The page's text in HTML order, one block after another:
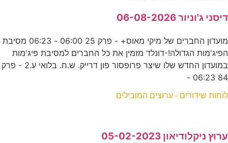
דיסני ג'וניור 06-08-2026
מועדון החברים של מיקי מאוס+ - פרק 25 06:00 - 06:23 מסיבת
הפיג'מות הגדולה!-דונלד מזמין את כל החברים למסיבת פיג'מות
במועדון החדש שלו שיצר פרופסור פון דרייק. ש.ח. בלואי ע.2 - פרק
84 06:23 -
לוחות שידורים - ערוצים המובילים
ערוץ ניקלודיאון 05-02-2023